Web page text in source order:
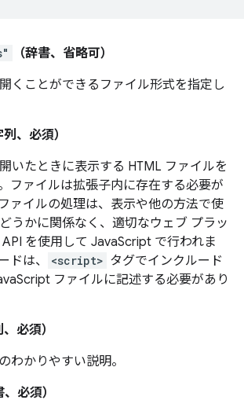
（辞書、省略可）
くことができるファイル形式を指定し
列、必須）
いたときに表示する HTML ファイルを
ファイルは拡張子内に存在する必要が
ァイルの処理は、表示や他の方法で使
うかに関係なく、適切なウェブ プラッ
API を使用して JavaScript で行われま
ドは、
<script> タグでインクルード
ファイルに記述する必要があり
、必須）
わかりやすい説明。
、必須）